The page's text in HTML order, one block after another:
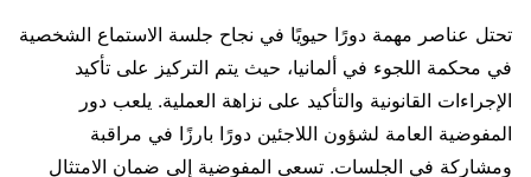
تحتل عناصر مهمة دورًا حيويًا في نجاح جلسة الاستماع الشخصية
في محكمة اللجوء في ألمانيا، حيث يتم التركيز على تأكيد
الإجراءات القانونية والتأكيد على نزاهة العملية. يلعب دور
المفوضية العامة لشؤون اللاجئين دورًا بارزًا في مراقبة
ومشاركة في الجلسات. تسعى المفوضية إلى ضمان الامتثال